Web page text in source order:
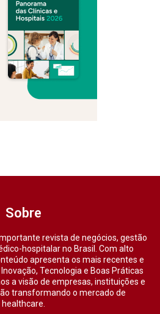
Sobre
revista de negócios, gestão
hospitalar no Brasil. Com alto
apresenta os mais recentes e
Tecnologia e Boas Práticas
a visão de empresas, instituições e
transformando o mercado de
healthcare.